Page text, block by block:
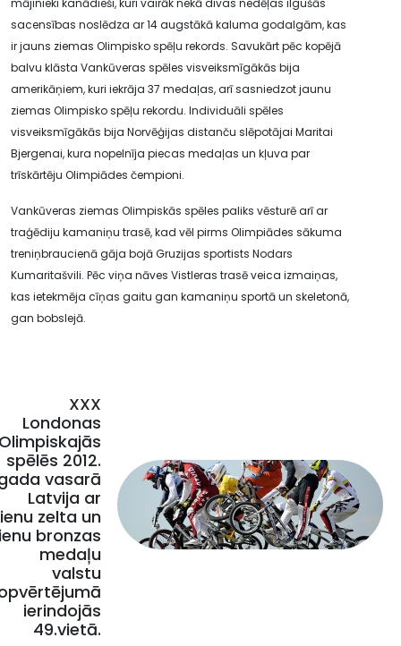
mājinieki kanādieši, kuri vairāk nekā divas nedēļas ilgušās
sacensības noslēdza ar 14 augstākā kaluma godalgām, kas
ir jauns ziemas Olimpisko spēļu rekords. Savukārt pēc kopējā
balvu klāsta Vankūveras spēles visveiksmīgākās bija
amerikāņiem, kuri iekrāja 37 medaļas, arī sasniedzot jaunu
ziemas Olimpisko spēļu rekordu. Individuāli spēles
visveiksmīgākās bija Norvēģijas distanču slēpotājai Maritai
Bjergenai, kura nopelnīja piecas medaļas un kļuva par
trīskārtēju Olimpiādes čempioni.
Vankūveras ziemas Olimpiskās spēles paliks vēsturē arī ar
traģēdiju kamaniņu trasē, kad vēl pirms Olimpiādes sākuma
treniņbraucienā gāja bojā Gruzijas sportists Nodars
Kumaritašvili. Pēc viņa nāves Vistleras trasē veica izmaiņas,
kas ietekmēja cīņas gaitu gan kamaniņu sportā un skeletonā,
gan bobslejā.
XXX
Londonas
spēlēs 2012.
vasarā
Latvija ar
zelta un
bronzas
medaļu
valstu
ierindojās
49.vietā.